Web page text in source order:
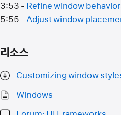
3:53 - Refine window
5:55 -Adjust window
리소스
Customizing window
Windows